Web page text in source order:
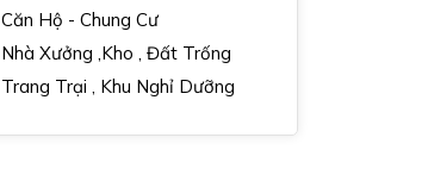
Căn Hộ - Chung Cư
Nhà Xưởng ,Kho , Đất Trống
Trang Trại , Khu Nghỉ Dưỡng